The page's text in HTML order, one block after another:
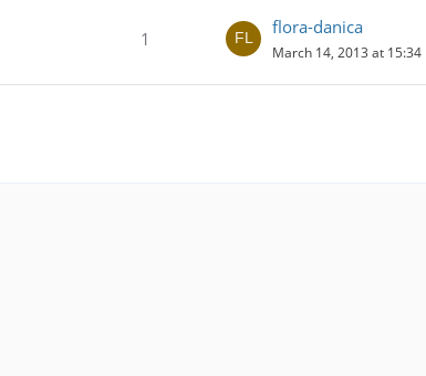
1
flora-danica
March 14, 2013 at 15:34